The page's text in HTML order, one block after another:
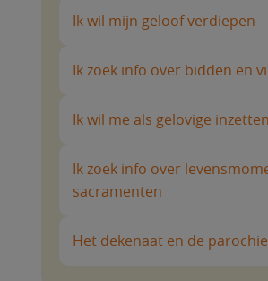
Ik wil mijn geloof verdiepen
Ik zoek info over bidden en
Ik wil me als gelovige
Ik zoek info over
sacramenten
Het dekenaat en de